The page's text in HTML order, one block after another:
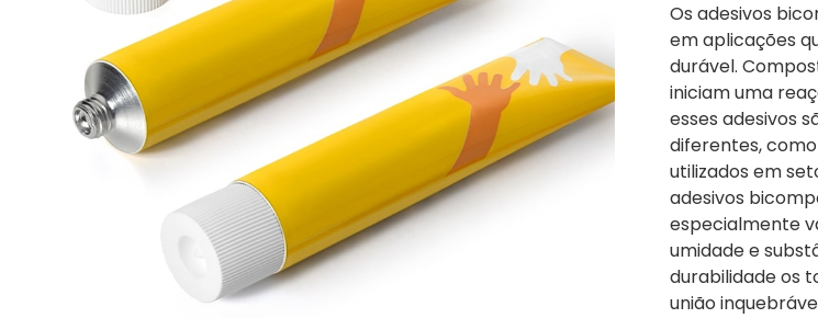
Os adesivos
em aplicações
durável.
iniciam uma
esses adesivos
diferentes,
utilizados em
adesivos
especialmente
umidade e
durabilidade os
união